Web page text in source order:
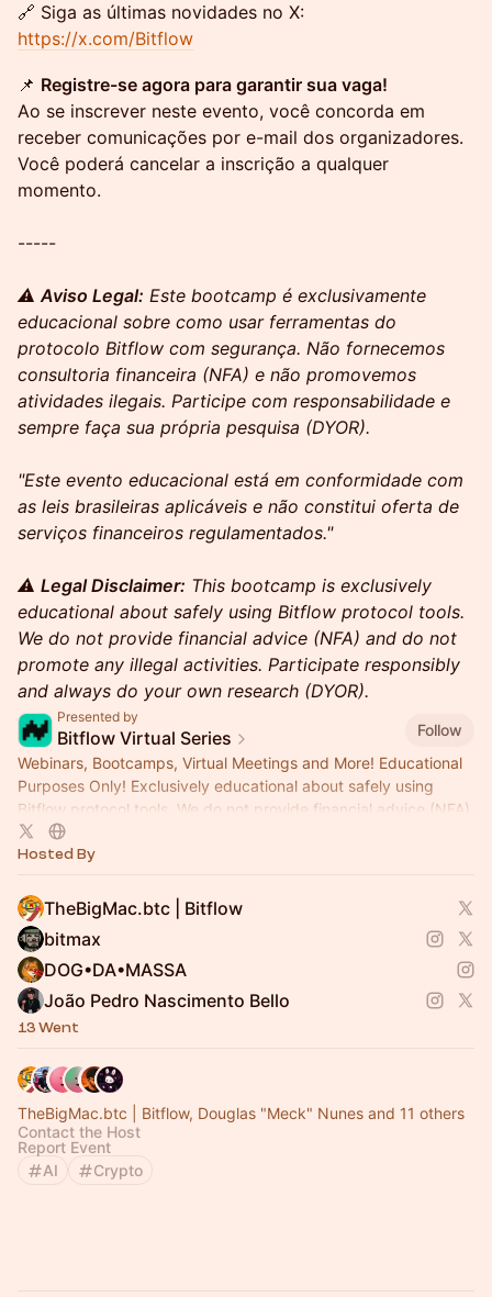
🔗 Siga as últimas novidades no X:
https://x.com/Bitflow
📌 Registre-se agora para garantir sua vaga!
Ao se inscrever neste evento, você concorda em
receber comunicações por e-mail dos organizadores.
Você poderá cancelar a inscrição a qualquer
momento.
-----
⚠️Aviso Legal: Este bootcamp é exclusivamente
educacional sobre como usar ferramentas do
protocolo Bitflow com segurança. Não fornecemos
consultoria financeira (NFA) e não promovemos
atividades ilegais. Participe com responsabilidade e
sempre faça sua própria pesquisa (DYOR).
"Este evento educacional está em conformidade com
as leis brasileiras aplicáveis e não constitui oferta de
serviços financeiros regulamentados."
⚠️ Legal Disclaimer: This bootcamp is exclusively
educational about safely using Bitflow protocol tools.
We do not provide financial advice (NFA) and do not
promote any illegal activities. Participate responsibly
and always do your own research (DYOR).
Presented by
Bitflow Virtual Series
Follow
Webinars, Bootcamps, Virtual Meetings and More! Educational
Purposes Only! Exclusively educational about safely using
Bitflow protocol tools. We do not provide financial advice (NFA).
Hosted By
TheBigMac.btc | Bitflow
bitmax
DOG•DA•MASSA
João Pedro Nascimento Bello
13 Went
TheBigMac.btc | Bitflow, Douglas "Meck" Nunes and 11 others
Contact the Host
Report Event
AI
Crypto